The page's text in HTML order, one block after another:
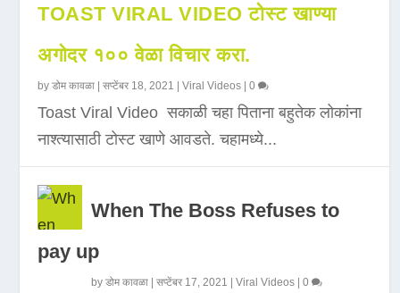
TOAST VIRAL VIDEO टोस्ट खाण्या
अगोदर १०० वेळा विचार करा.
byडोम कावळा |सप्टेंबर 18, 2021 |Viral Videos |0
Toast Viral Video सकाळी चहा पिताना बहुतेक लोकांना
नाश्त्यासाठी टोस्ट खाणे आवडते. चहामध्ये...
When The Boss Refuses to
pay up
byडोम कावळा |सप्टेंबर 17, 2021 |Viral Videos |0